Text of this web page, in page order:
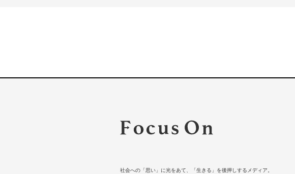
社会への「思い」に光をあて、「生きる」を後押しするメディア。